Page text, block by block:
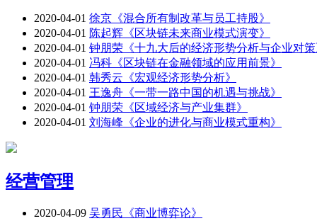
2020-04-01 徐京《混合所有制改革与员工持股》
2020-04-01 陈起辉《区块链未来商业模式演变》
2020-04-01 钟朋荣《十九大后的经济形势分析与企业对
2020-04-01 冯科《区块链在金融领域的应用前景》
2020-04-01 韩秀云《宏观经济形势分析》
2020-04-01 王逸舟《一带一路中国的机遇与挑战》
2020-04-01 钟朋荣《区域经济与产业集群》
2020-04-01 刘海峰《企业的进化与商业模式重构》
经营管理
2020-04-09 吴勇民《商业博弈论》